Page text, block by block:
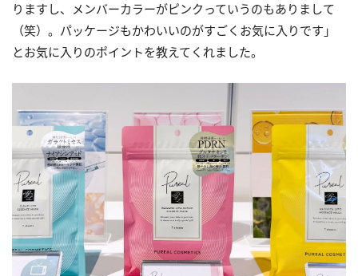
りますし、メンバーカラーがピンクっていうのもありまして
（笑）。パッケージもかわいいのがすごくお気に入りです」
とお気に入りのポイントを教えてくれました。